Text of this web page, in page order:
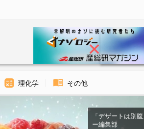
理化学 その他
「デザートは別
ー編集部